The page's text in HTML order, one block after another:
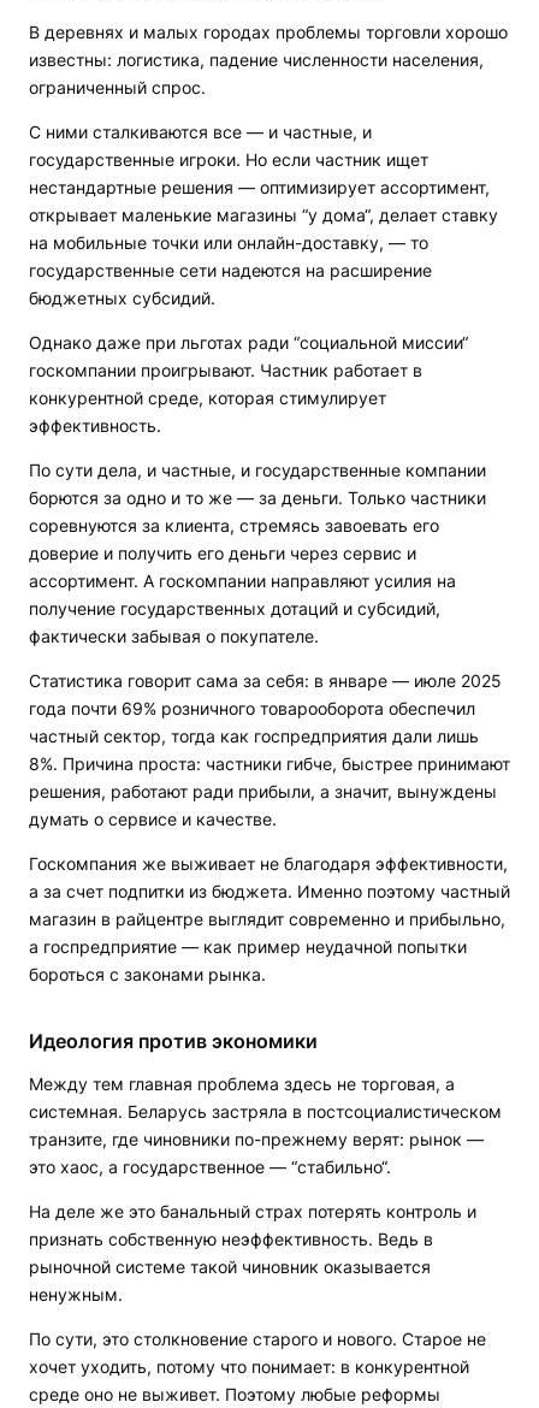
В деревнях и малых городах проблемы торговли хорошо
известны: логистика, падение численности населения,
ограниченный спрос.
С ними сталкиваются все — и частные, и
государственные игроки. Но если частник ищет
нестандартные решения — оптимизирует ассортимент,
открывает маленькие магазины “у дома“, делает ставку
на мобильные точки или онлайн-доставку, — то
государственные сети надеются на расширение
бюджетных субсидий.
Однако даже при льготах ради “социальной миссии“
госкомпании проигрывают. Частник работает в
конкурентной среде, которая стимулирует
эффективность.
По сути дела, и частные, и государственные компании
борются за одно и то же — за деньги. Только частники
соревнуются за клиента, стремясь завоевать его
доверие и получить его деньги через сервис и
ассортимент. А госкомпании направляют усилия на
получение государственных дотаций и субсидий,
фактически забывая о покупателе.
Статистика говорит сама за себя: в январе — июле 2025
года почти 69% розничного товарооборота обеспечил
частный сектор, тогда как госпредприятия дали лишь
8%. Причина проста: частники гибче, быстрее принимают
решения, работают ради прибыли, а значит, вынуждены
думать о сервисе и качестве.
Госкомпания же выживает не благодаря эффективности,
а за счет подпитки из бюджета. Именно поэтому частный
магазин в райцентре выглядит современно и прибыльно,
а госпредприятие — как пример неудачной попытки
бороться с законами рынка.
Идеология против экономики
Между тем главная проблема здесь не торговая, а
системная. Беларусь застряла в постсоциалистическом
транзите, где чиновники по-прежнему верят: рынок —
это хаос, а государственное — “стабильно“.
На деле же это банальный страх потерять контроль и
признать собственную неэффективность. Ведь в
рыночной системе такой чиновник оказывается
ненужным.
По сути, это столкновение старого и нового. Старое не
хочет уходить, потому что понимает: в конкурентной
среде оно не выживет. Поэтому любые реформы